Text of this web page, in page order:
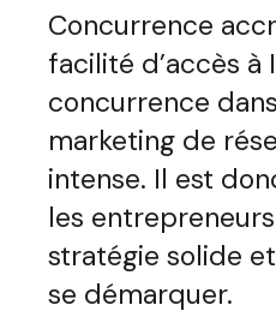
Concurrence
facilité d’accès à
concurrence
marketing de
intense. Il est
les
stratégie solide
se démarquer.